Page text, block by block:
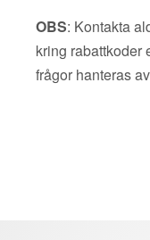
OBS: Kontakta
kring rabattkoder
frågor hanteras